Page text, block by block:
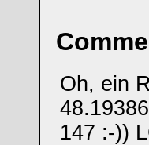
Oh, ein
147 :-))